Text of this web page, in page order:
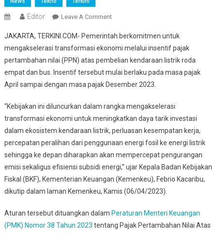
Editor Leave A CommentOn
Pajak
Pembelian
Kendaraan
Listrik
Roda
Mulai
Berlaku
April
JAKARTA, TERKINI.COM- Pemerintah berkomitmen untuk
mengakselerasi transformasi ekonomi melalui insentif pajak
pertambahan nilai (PPN) atas pembelian kendaraan listrik roda
empat dan bus. Insentif tersebut mulai berlaku pada masa pajak
April sampai dengan masa pajak Desember 2023.
“Kebijakan ini diluncurkan dalam rangka mengakselerasi
transformasi ekonomi untuk meningkatkan daya tarik investasi
dalam ekosistem kendaraan listrik, perluasan kesempatan kerja,
percepatan peralihan dari penggunaan energi fosil ke energi listrik
sehingga ke depan diharapkan akan mempercepat pengurangan
emisi sekaligus efisiensi subsidi energi,” ujar Kepala Badan Kebijakan
Fiskal (BKF), Kementerian Keuangan (Kemenkeu), Febrio Kacaribu,
dikutip dalam laman Kemenkeu, Kamis (06/04/2023).
Aturan tersebut dituangkan dalam Peraturan Menteri Keuangan
(PMK) Nomor 38 Tahun 2023 tentang Pajak Pertambahan Nilai Atas